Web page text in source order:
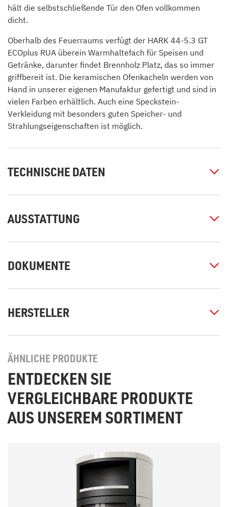
hält die selbstschließende Tür den Ofen vollkommen
dicht.
Oberhalb des Feuerraums verfügt der HARK 44-5.3 GT
ECOplus RUA überein Warmhaltefach für Speisen und
Getränke, darunter findet Brennholz Platz, das so immer
griffbereit ist. Die keramischen Ofenkacheln werden von
Hand in unserer eigenen Manufaktur gefertigt und sind in
vielen Farben erhältlich. Auch eine Speckstein-
Verkleidung mit besonders guten Speicher- und
Strahlungseigenschaften ist möglich.
TECHNISCHE DATEN
AUSSTATTUNG
DOKUMENTE
HERSTELLER
ÄHNLICHE PRODUKTE
ENTDECKEN SIE
VERGLEICHBARE PRODUKTE
AUS UNSEREM SORTIMENT